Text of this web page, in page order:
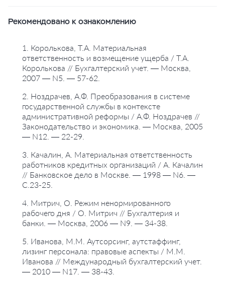
Рекомендовано к ознакомлению
1. Королькова, Т.А. Материальная
ответственность и возмещение ущерба / Т.А.
Королькова // Бухгалтерский учет. — Москва,
2007 — N5. — 57-62.
2. Ноздрачев, А.Ф. Преобразования в системе
государственной службы в контексте
административной реформы / А.Ф. Ноздрачев //
Законодательство и экономика. — Москва, 2005
— N12. — 22-29.
3. Качалин, А. Материальная ответственность
работников кредитных организаций / А. Качалин
// Банковское дело в Москве. — 1998 — N6. —
С.23-25.
4. Митрич, О. Режим ненормированного
рабочего дня / О. Митрич // Бухгалтерия и
банки. — Москва, 2006 — N9. — 34-38.
5. Иванова, М.М. Аутсорсинг, аутстаффинг,
лизинг персонала: правовые аспекты / М.М.
Иванова // Международный бухгалтерский учет.
— 2010 — N17. — 38-43.